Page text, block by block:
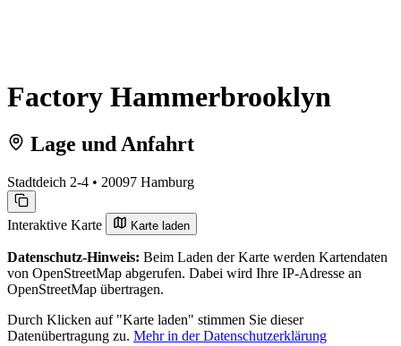
Factory Hammerbrooklyn
Lage und Anfahrt
Stadtdeich 2-4 • 20097 Hamburg
Interaktive Karte Karte laden
Datenschutz-Hinweis: Beim Laden der Karte werden Kartendaten
von OpenStreetMap abgerufen. Dabei wird Ihre IP-Adresse an
OpenStreetMap übertragen.
Durch Klicken auf "Karte laden" stimmen Sie dieser
Datenübertragung zu. Mehr in der Datenschutzerklärung